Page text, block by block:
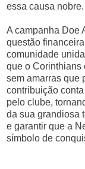
essa causa nobre.
A campanha Doe
questão
comunidade
que o Corinthians
sem amarras que
contribuição
pelo clube,
da sua grandiosa
e garantir que a
símbolo de